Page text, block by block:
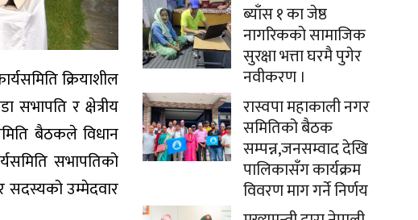
क्रियाशील
र क्षेत्रीय
बैठकले विधान
सभापतिको
सदस्यको उम्मेदवार
ब्याँस १ का जेष्ठ
नागरिकको सामाजिक
सुरक्षा भत्ता घरमै पुगेर
नवीकरण ।
रास्वपा महाकाली नगर
समितिको बैठक
सम्पन्न,जनसम्वाद देखि
पालिकासँग कार्यक्रम
विवरण माग गर्ने निर्णय